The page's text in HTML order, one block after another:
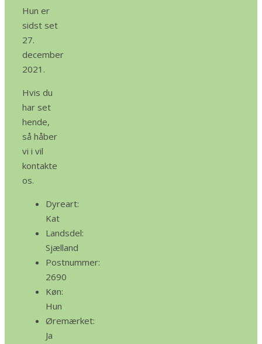
Hun er
sidst set
27.
december
2021.
Hvis du
har set
hende,
så håber
vi i vil
kontakte
os.
Dyreart:
Kat
Landsdel:
Sjælland
Postnummer:
2690
Køn:
Hun
Øremærket:
Ja